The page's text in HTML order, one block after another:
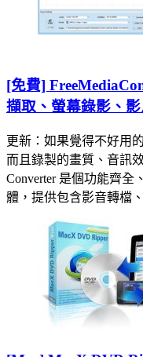
[免費]
擷取、螢幕錄影、
更新：如果覺得不好用
而且錄製的畫質、音訊
Converter 是個功能齊
體，提供包含影音轉檔